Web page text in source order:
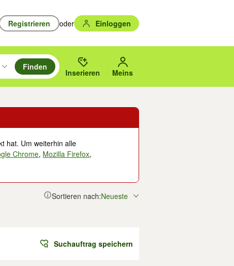
Registrieren oder Einloggen
durchsuchen und mit Eingabetaste auswählen.
um zu suchen, oder Vorschläge mit den Pfeiltasten nach oben/
des gewählten Orts oder PLZ.
Finden
Inserieren Meins
hat. Um weiterhin alle
Chrome, Mozilla Firefox,
Sortieren nach:Neueste
Suchauftrag speichern